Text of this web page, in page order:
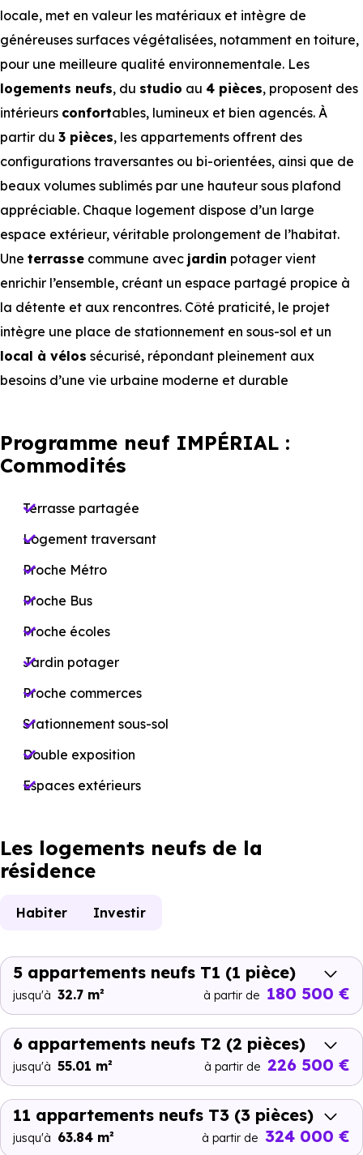
locale, met en valeur les matériaux et intègre de
généreuses surfaces végétalisées, notamment en toiture,
pour une meilleure qualité environnementale. Les
logements neufs, du studio au 4 pièces, proposent des
intérieurs confortables, lumineux et bien agencés. À
partir du 3 pièces, les appartements offrent des
configurations traversantes ou bi-orientées, ainsi que de
beaux volumes sublimés par une hauteur sous plafond
appréciable. Chaque logement dispose d’un large
espace extérieur, véritable prolongement de l’habitat.
Une terrasse commune avec jardin potager vient
enrichir l’ensemble, créant un espace partagé propice à
la détente et aux rencontres. Côté praticité, le projet
intègre une place de stationnement en sous-sol et un
local à vélos sécurisé, répondant pleinement aux
besoins d’une vie urbaine moderne et durable
Programme neuf IMPÉRIAL :
Commodités
Terrasse partagée
Logement traversant
Proche Métro
Proche Bus
Proche écoles
Jardin potager
Proche commerces
Stationnement sous-sol
Double exposition
Espaces extérieurs
Les logements neufs de la
résidence
Habiter Investir
5 appartements neufs T1 (1 pièce)
jusqu'à 32.7 m² à partir de 180 500 €
6 appartements neufs T2 (2 pièces)
jusqu'à 55.01 m² à partir de 226 500 €
11 appartements neufs T3 (3 pièces)
jusqu'à 63.84 m² à partir de 324 000 €